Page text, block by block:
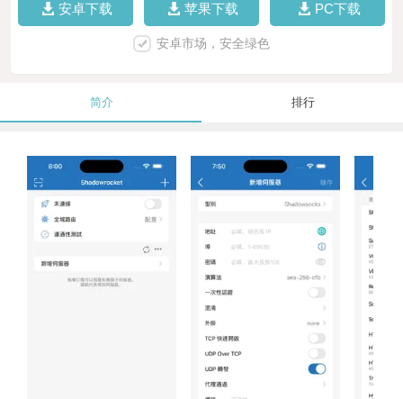
安卓下载 苹果下载 PC下载
安卓市场，安全绿色
简介 排行